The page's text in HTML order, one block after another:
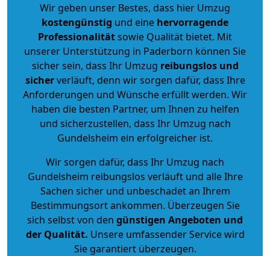
Wir geben unser Bestes, dass hier Umzug
kostengünstig und eine hervorragende
Professionalitätsowie Qualität bietet. Mit
unserer Unterstützung in Paderborn können Sie
sicher sein, dass Ihr Umzug reibungslos und
sicherverläuft, denn wir sorgen dafür, dass Ihre
Anforderungen und Wünsche erfüllt werden. Wir
haben die besten Partner, um Ihnen zu helfen
und sicherzustellen, dass Ihr Umzug nach
Gundelsheim ein erfolgreicher ist.
Wir sorgen dafür, dass Ihr Umzug nach
Gundelsheim reibungslos verläuft und alle Ihre
Sachen sicher und unbeschadet an Ihrem
Bestimmungsort ankommen. Überzeugen Sie
sich selbst von den günstigen Angeboten und
der Qualität. Unsere umfassender Service wird
Sie garantiert überzeugen.